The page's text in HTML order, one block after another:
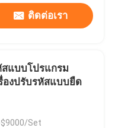
ติดต่อเรา
สแบบโปรแกรม
องปรับรหัสแบบยืด
Set